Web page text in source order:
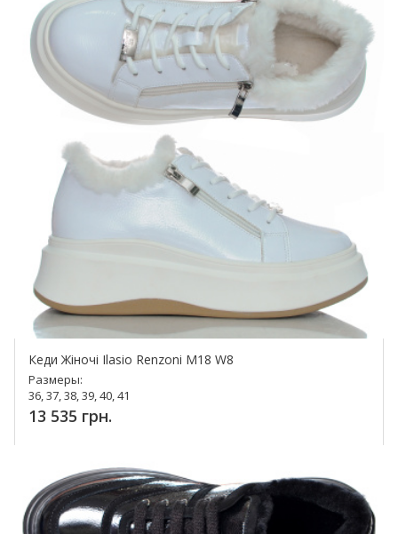
Кеди Жіночі Ilasio Renzoni М18 W8
Размеры:
36, 37, 38, 39, 40, 41
13 535 грн.